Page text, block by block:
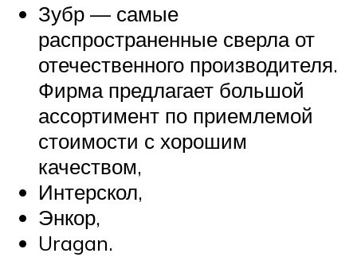
Зубр — самые
распространенные сверла от
отечественного производителя.
Фирма предлагает большой
ассортимент по приемлемой
стоимости с хорошим
качеством,
Интерскол,
Энкор,
Uragan.